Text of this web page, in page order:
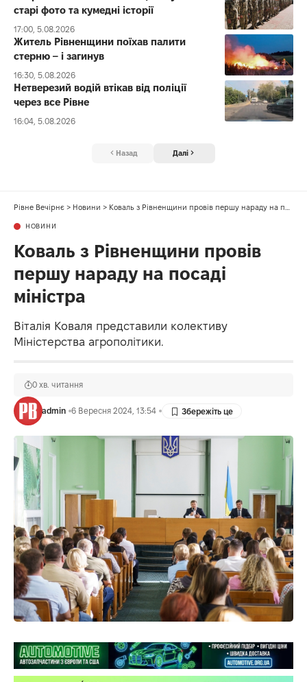
старі фото та кумедні історії
17:00, 5.08.2026
Житель Рівненщини поїхав палити
стерню – і загинув
16:30, 5.08.2026
Нетверезий водій втікав від поліції
через все Рівне
16:04, 5.08.2026
Назад Далі
Рівне Вечірнє > Новини > Коваль з Рівненщини провів першу нараду на посаді міністра
НОВИНИ
Коваль з Рівненщини провів
першу нараду на посаді
міністра
Віталія Коваля представили колективу
Міністерства агрополітики.
admin 6 Вересня 2024, 13:54
0 хв. читання